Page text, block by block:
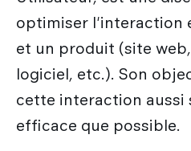
optimiser l'interaction
et un produit (site
logiciel, etc.). Son
cette interaction aussi
efficace que possible.